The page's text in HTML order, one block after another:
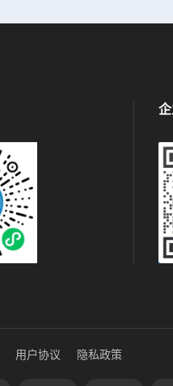
用户协议 隐私政策